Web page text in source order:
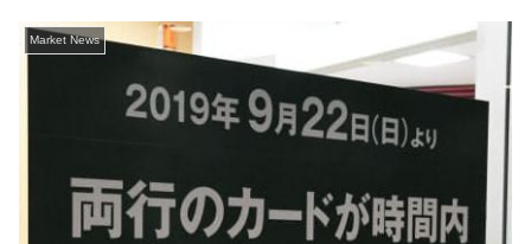
Market News